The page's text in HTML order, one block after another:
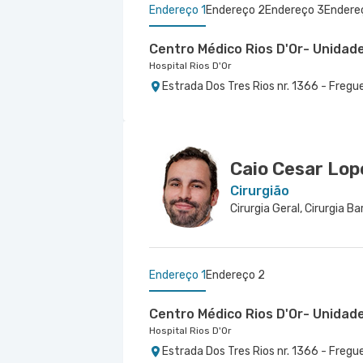
Endereço 1 Endereço 2Endereço 3
Centro Médico Rios D'Or-
Hospital Rios D'Or
Estrada Dos Tres Rios nr. 1366 -
Caio Cesar
Cirurgião
Cirurgia Geral, Cirurgia
Endereço 1 Endereço 2
Centro Médico Rios D'Or-
Hospital Rios D'Or
Estrada Dos Tres Rios nr. 1366 -